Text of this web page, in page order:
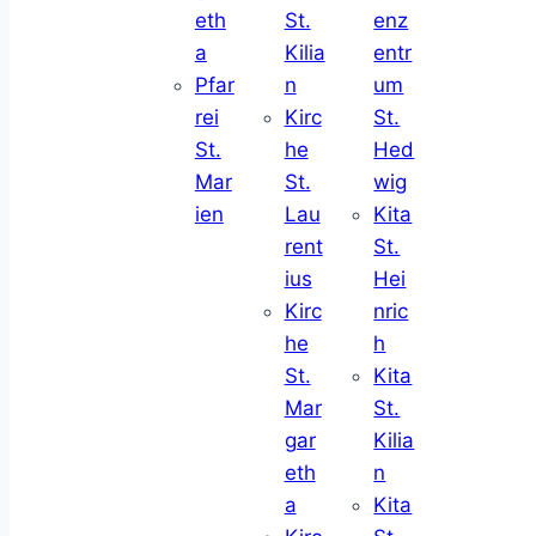
eth
a
Pfar
rei
St.
Mar
ien
St.
Kilia
n
Kirc
he
St.
Lau
rent
ius
Kirc
he
St.
Mar
gar
eth
a
enz
entr
um
St.
Hed
wig
Kita
St.
Hei
nric
h
Kita
St.
Kilia
n
Kita